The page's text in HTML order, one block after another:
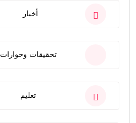
أخبار
تحقيقات وحوارات
تعليم